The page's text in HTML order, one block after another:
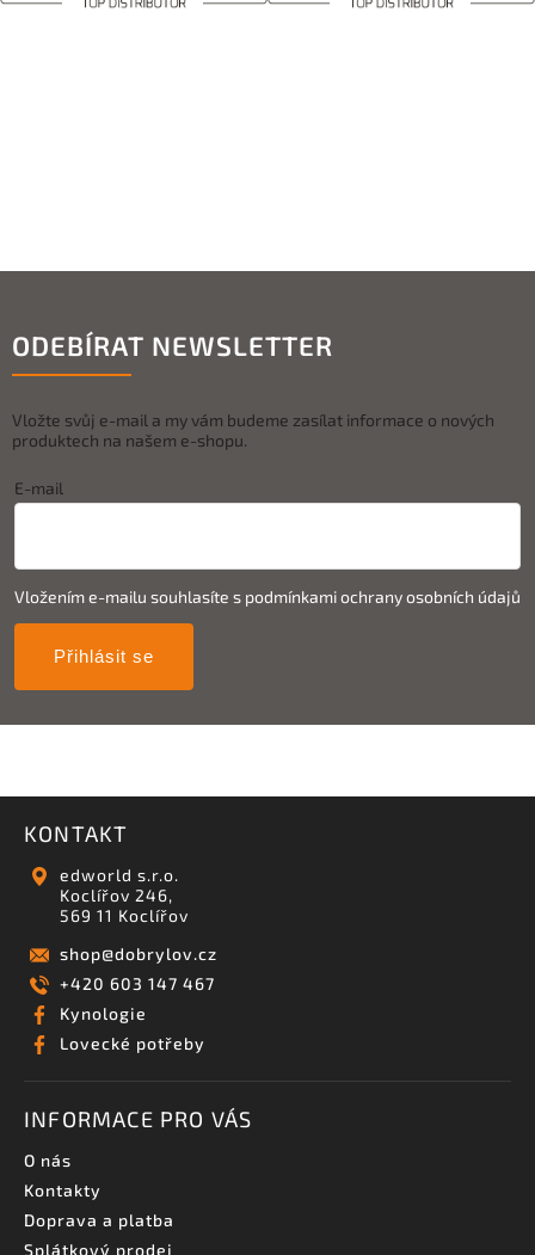
ODEBÍRAT NEWSLETTER
Vložte svůj e-mail a my vám budeme zasílat informace o nových
produktech na našem e-shopu.
E-mail
Vložením e-mailu souhlasíte s podmínkami ochrany osobních údajů
Přihlásit se
KONTAKT
edworld s.r.o.
Koclířov 246,
569 11 Koclířov
shop@dobrylov.cz
+420 603 147 467
Kynologie
Lovecké potřeby
INFORMACE PRO VÁS
O nás
Kontakty
Doprava a platba
Splátkový prodej